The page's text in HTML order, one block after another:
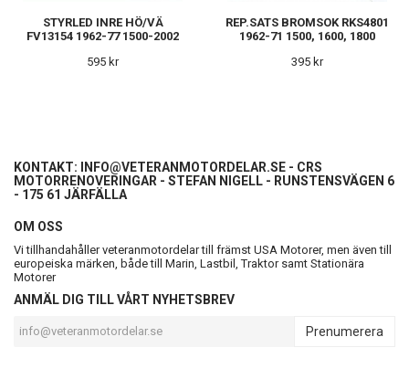
STYRLED INRE HÖ/VÄ
FV13154 1962-77 1500-2002
595 kr
REP.SATS BROMSOK RKS4801
1962-71 1500, 1600, 1800
395 kr
KONTAKT: INFO@VETERANMOTORDELAR.SE - CRS
MOTORRENOVERINGAR - STEFAN NIGELL - RUNSTENSVÄGEN 6
- 175 61 JÄRFÄLLA
OM OSS
Vi tillhandahåller veteranmotordelar till främst USA Motorer, men även till
europeiska märken, både till Marin, Lastbil, Traktor samt Stationära
Motorer
ANMÄL DIG TILL VÅRT NYHETSBREV
Prenumerera